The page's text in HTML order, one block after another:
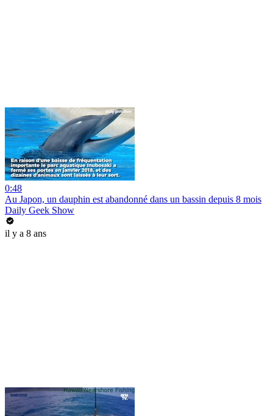
0:48
Au Japon, un dauphin est abandonné dans un bassin depuis 8 mois
Daily Geek Show
il y a 8 ans